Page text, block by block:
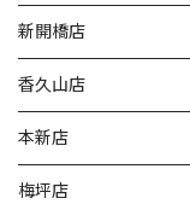
新開橋店
香久山店
本新店
梅坪店